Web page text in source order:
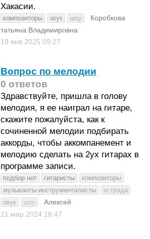
Хакасии.
композиторы звук шоу
Коробкова
татьяна Владимировна
19 янв 2025 09:27
Вопрос по мелодии
0 ответов
Здравствуйте, пришла в голову
мелодия, я ее наиграл на гитаре,
скажите пожалуйста, как к
сочиненной мелодии подбирать
аккорды, чтобы аккомпанемент и
мелодию сделать на 2ух гитарах в
программе записи.
подбор нот гитаристы
композиторы
музыканты-инструменталисты
эстрада
звук
шоу
Алексей
21 мар 2024 18:47